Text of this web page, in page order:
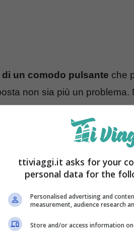
di un comodo pulsante che
non sia più un problema.
tantissimo tempo
davanti a voi. Ecco come
ecco il trucco del
potrete finalmente dire
questa guida e riuscirete
ttiviaggi.it asks for your
personal data for the
Personalised advertising and
measurement, audience research
Store and/or access information on